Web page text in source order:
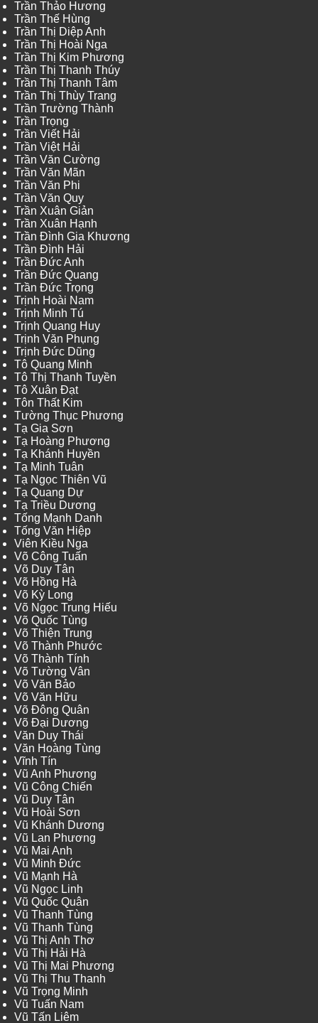
Trần Thảo Hương
Trần Thế Hùng
Trần Thị Diệp Anh
Trần Thị Hoài Nga
Trần Thị Kim Phương
Trần Thị Thanh Thúy
Trần Thị Thanh Tâm
Trần Thị Thùy Trang
Trần Trường Thành
Trần Trọng
Trần Viết Hải
Trần Việt Hải
Trần Văn Cường
Trần Văn Mãn
Trần Văn Phi
Trần Văn Quy
Trần Xuân Giản
Trần Xuân Hạnh
Trần Đình Gia Khương
Trần Đình Hải
Trần Đức Anh
Trần Đức Quang
Trần Đức Trọng
Trịnh Hoài Nam
Trịnh Minh Tú
Trịnh Quang Huy
Trịnh Văn Phụng
Trịnh Đức Dũng
Tô Quang Minh
Tô Thị Thanh Tuyền
Tô Xuân Đạt
Tôn Thất Kim
Tường Thục Phương
Tạ Gia Sơn
Tạ Hoàng Phương
Tạ Khánh Huyền
Tạ Minh Tuân
Tạ Ngọc Thiên Vũ
Tạ Quang Dự
Tạ Triều Dương
Tống Mạnh Danh
Tống Văn Hiệp
Viên Kiều Nga
Võ Công Tuấn
Võ Duy Tân
Võ Hồng Hà
Võ Kỳ Long
Võ Ngọc Trung Hiếu
Võ Quốc Tùng
Võ Thiện Trung
Võ Thành Phước
Võ Thành Tính
Võ Tường Vân
Võ Văn Bảo
Võ Văn Hữu
Võ Đông Quân
Võ Đại Dương
Văn Duy Thái
Văn Hoàng Tùng
Vĩnh Tín
Vũ Anh Phương
Vũ Công Chiến
Vũ Duy Tân
Vũ Hoài Sơn
Vũ Khánh Dương
Vũ Lan Phương
Vũ Mai Anh
Vũ Minh Đức
Vũ Mạnh Hà
Vũ Ngọc Linh
Vũ Quốc Quân
Vũ Thanh Tùng
Vũ Thanh Tùng
Vũ Thị Anh Thơ
Vũ Thị Hải Hà
Vũ Thị Mai Phương
Vũ Thị Thu Thanh
Vũ Trọng Minh
Vũ Tuấn Nam
Vũ Tấn Liêm